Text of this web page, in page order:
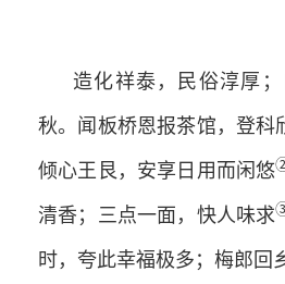
造化祥泰，民俗淳厚
秋。闻板桥恩报茶馆，登科
倾心王艮，安享日用而闲悠
清香；三点一面，快人味求
时，夸此幸福极多；梅郎回